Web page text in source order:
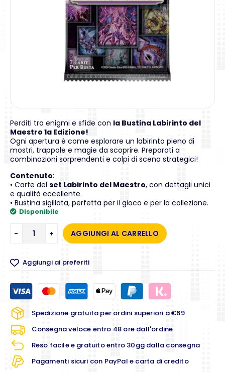
Perditi tra enigmi e sfide con la Bustina Labirinto del
Maestro 1a Edizione!
Ogni apertura è come esplorare un labirinto pieno di
mostri, trappole e magie da scoprire. Preparati a
combinazioni sorprendenti e colpi di scena strategici!
Contenuto:
• Carte del set Labirinto del Maestro, con dettagli unici
e qualità eccellente.
• Bustina sigillata, perfetta per il gioco e per la collezione.
Disponibile
- + AGGIUNGI AL CARRELLO
Aggiungi ai preferiti
Spedizione gratuita per ordini superiori a €69
Consegna veloce entro 48 ore dall'ordine
Reso facile e gratuito entro 30gg dalla consegna
Pagamenti sicuri con PayPal e carta di credito